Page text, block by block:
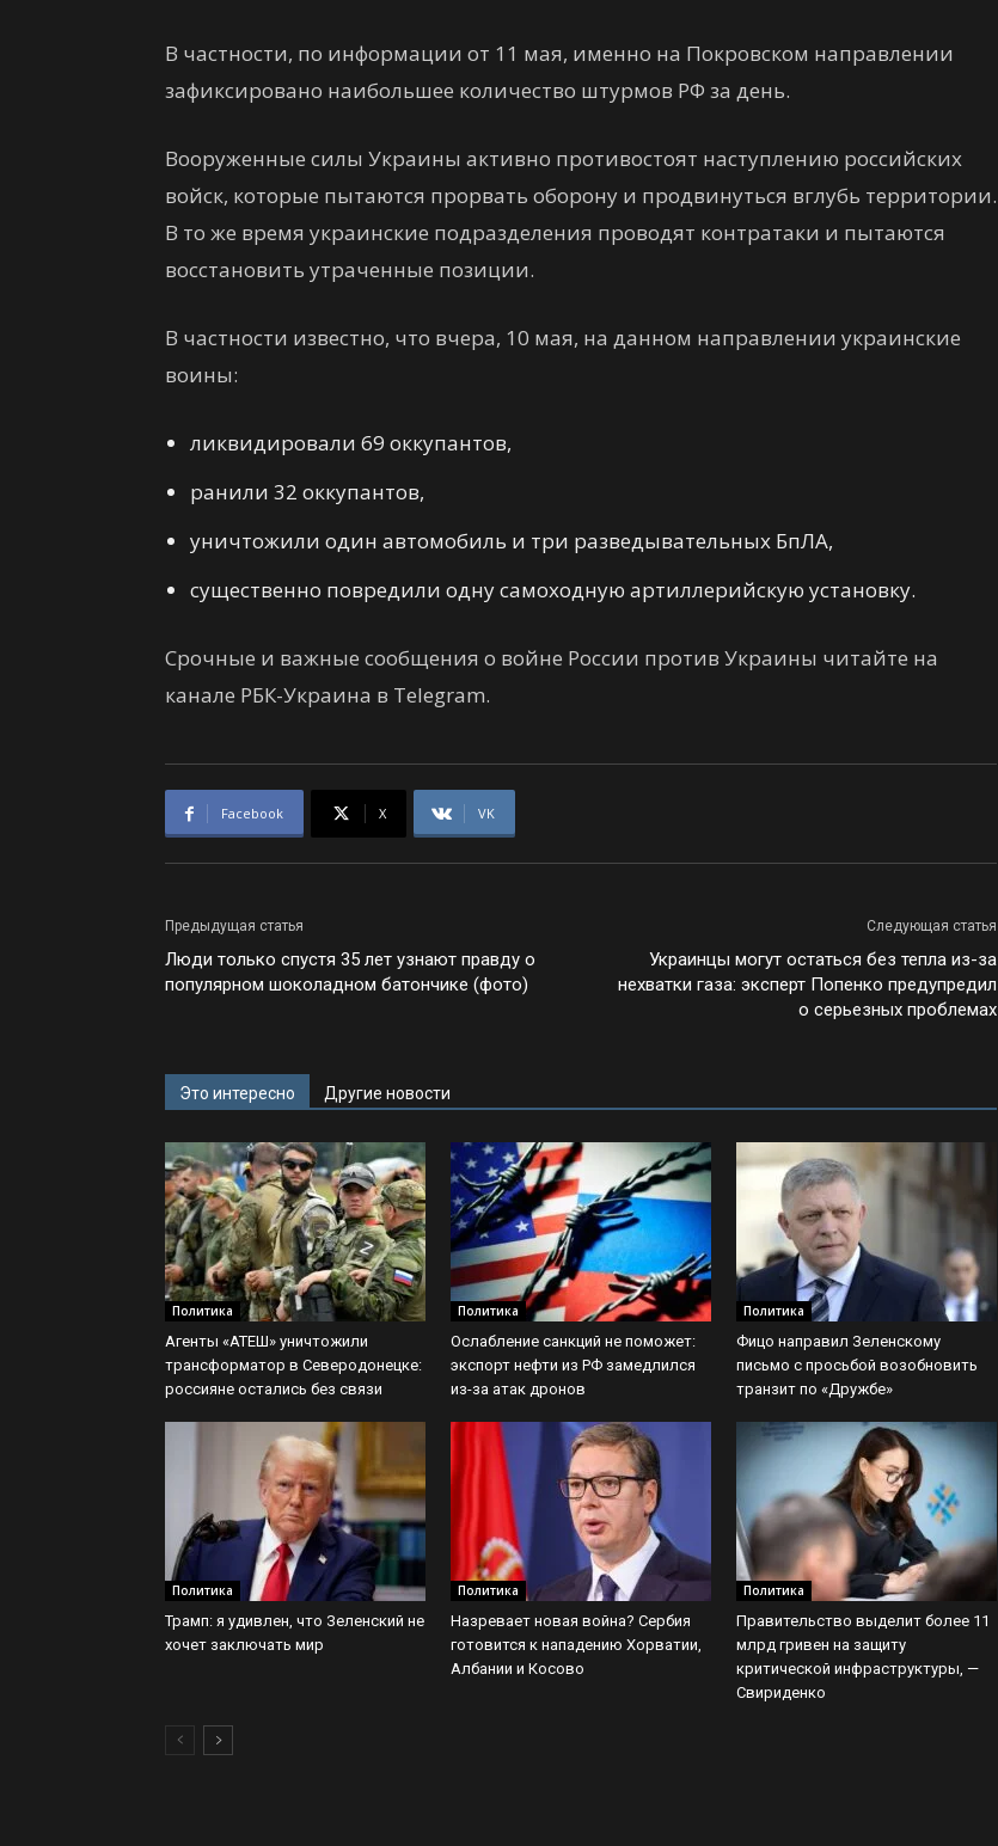
В частности, по информации от 11 мая, именно на Покровском направлении
зафиксировано наибольшее количество штурмов РФ за день.
Вооруженные силы Украины активно противостоят наступлению российских
войск, которые пытаются прорвать оборону и продвинуться вглубь территории.
В то же время украинские подразделения проводят контратаки и пытаются
восстановить утраченные позиции.
В частности известно, что вчера, 10 мая, на данном направлении украинские
воины:
ликвидировали 69 оккупантов,
ранили 32 оккупантов,
уничтожили один автомобиль и три разведывательных БпЛА,
существенно повредили одну самоходную артиллерийскую установку.
Срочные и важные сообщения о войне России против Украины читайте на
канале РБК-Украина в Telegram.
Facebook X VK
Предыдущая статья
Люди только спустя 35 лет узнают правду о
популярном шоколадном батончике (фото)
Следующая статья
Украинцы могут остаться без тепла из-за
нехватки газа: эксперт Попенко предупредил
о серьезных проблемах
Это интересно Другие новости
Политика
Агенты «АТЕШ» уничтожили
трансформатор в Северодонецке:
россияне остались без связи
Политика
Ослабление санкций не поможет:
экспорт нефти из РФ замедлился
из-за атак дронов
Политика
Фицо направил Зеленскому
письмо с просьбой возобновить
транзит по «Дружбе»
Политика
Трамп: я удивлен, что Зеленский не
хочет заключать мир
Политика
Назревает новая война? Сербия
готовится к нападению Хорватии,
Албании и Косово
Политика
Правительство выделит более 11
млрд гривен на защиту
критической инфраструктуры, —
Свириденко